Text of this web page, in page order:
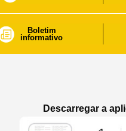
Boletim
informativo
Descarregar a